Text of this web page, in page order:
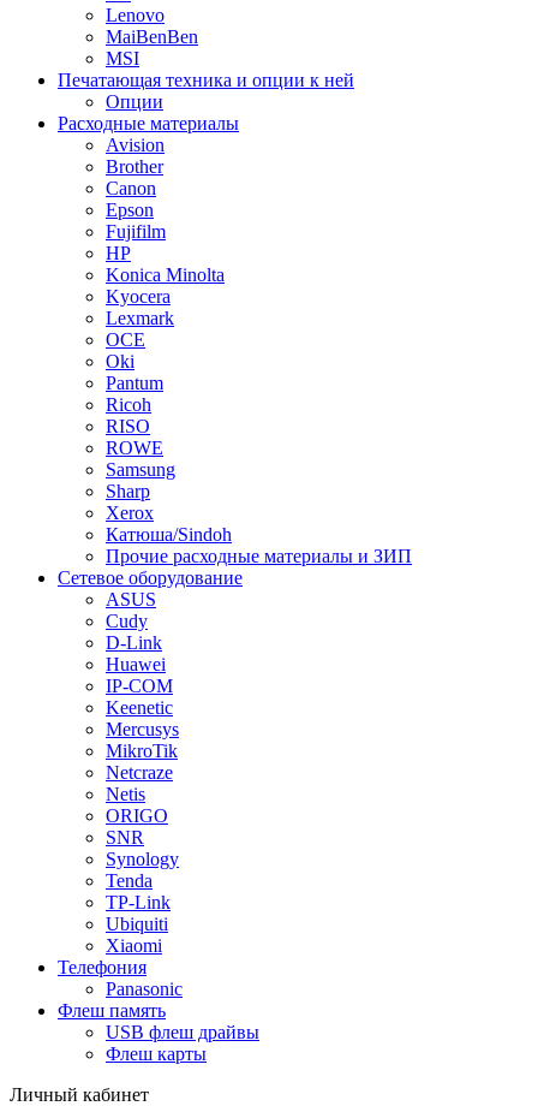
Lenovo
MaiBenBen
MSI
Печатающая техника и опции к ней
Опции
Расходные материалы
Avision
Brother
Canon
Epson
Fujifilm
HP
Konica Minolta
Kyocera
Lexmark
OCE
Oki
Pantum
Ricoh
RISO
ROWE
Samsung
Sharp
Xerox
Катюша/Sindoh
Прочие расходные материалы и ЗИП
Сетевое оборудование
ASUS
Cudy
D-Link
Huawei
IP-COM
Keenetic
Mercusys
MikroTik
Netcraze
Netis
ORIGO
SNR
Synology
Tenda
TP-Link
Ubiquiti
Xiaomi
Телефония
Panasonic
Флеш память
USB флеш драйвы
Флеш карты
Личный кабинет